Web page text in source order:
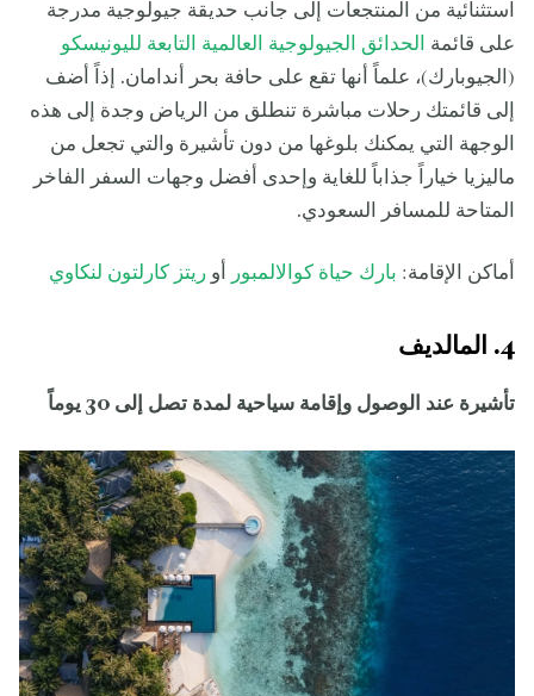
استثنائية من المنتجعات إلى جانب حديقة جيولوجية مدرجة
على قائمة الحدائق الجيولوجية العالمية التابعة لليونيسكو
(الجيوبارك)، علماً أنها تقع على حافة بحر أندامان. إذاً أضف
إلى قائمتك رحلات مباشرة تنطلق من الرياض وجدة إلى هذه
الوجهة التي يمكنك بلوغها من دون تأشيرة والتي تجعل من
ماليزيا خياراً جذاباً للغاية وإحدى أفضل وجهات السفر الفاخر
المتاحة للمسافر السعودي.
أماكن الإقامة: بارك حياة كوالالمبور أو ريتز كارلتون لنكاوي
4. المالديف
تأشيرة عند الوصول وإقامة سياحية لمدة تصل إلى 30 يوماً